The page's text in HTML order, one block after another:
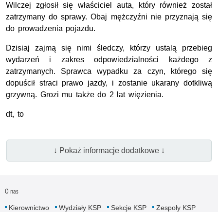
Wilczej zgłosił się właściciel auta, który również został
zatrzymany do sprawy. Obaj mężczyźni nie przyznają się
do prowadzenia pojazdu.
Dzisiaj zajmą się nimi śledczy, którzy ustalą przebieg
wydarzeń i zakres odpowiedzialności każdego z
zatrzymanych. Sprawca wypadku za czyn, którego się
dopuścił straci prawo jazdy, i zostanie ukarany dotkliwą
grzywną. Grozi mu także do 2 lat więzienia.
dt, to
↓ Pokaż informacje dodatkowe ↓
O nas
Kierownictwo Wydziały KSP Sekcje KSP
Zespoły KSP